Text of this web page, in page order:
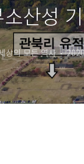
산성
상의 모든 역사